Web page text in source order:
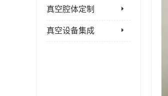
真空腔体定制
真空设备集成